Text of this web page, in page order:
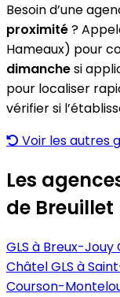
Besoin d’une
proximité?
Hameaux) pour
dimanchesi
pour localiser
vérifier si
Voir les autres
Les
de Breuillet
GLS à Breux-Jouy
ChâtelGLS à
Courson-